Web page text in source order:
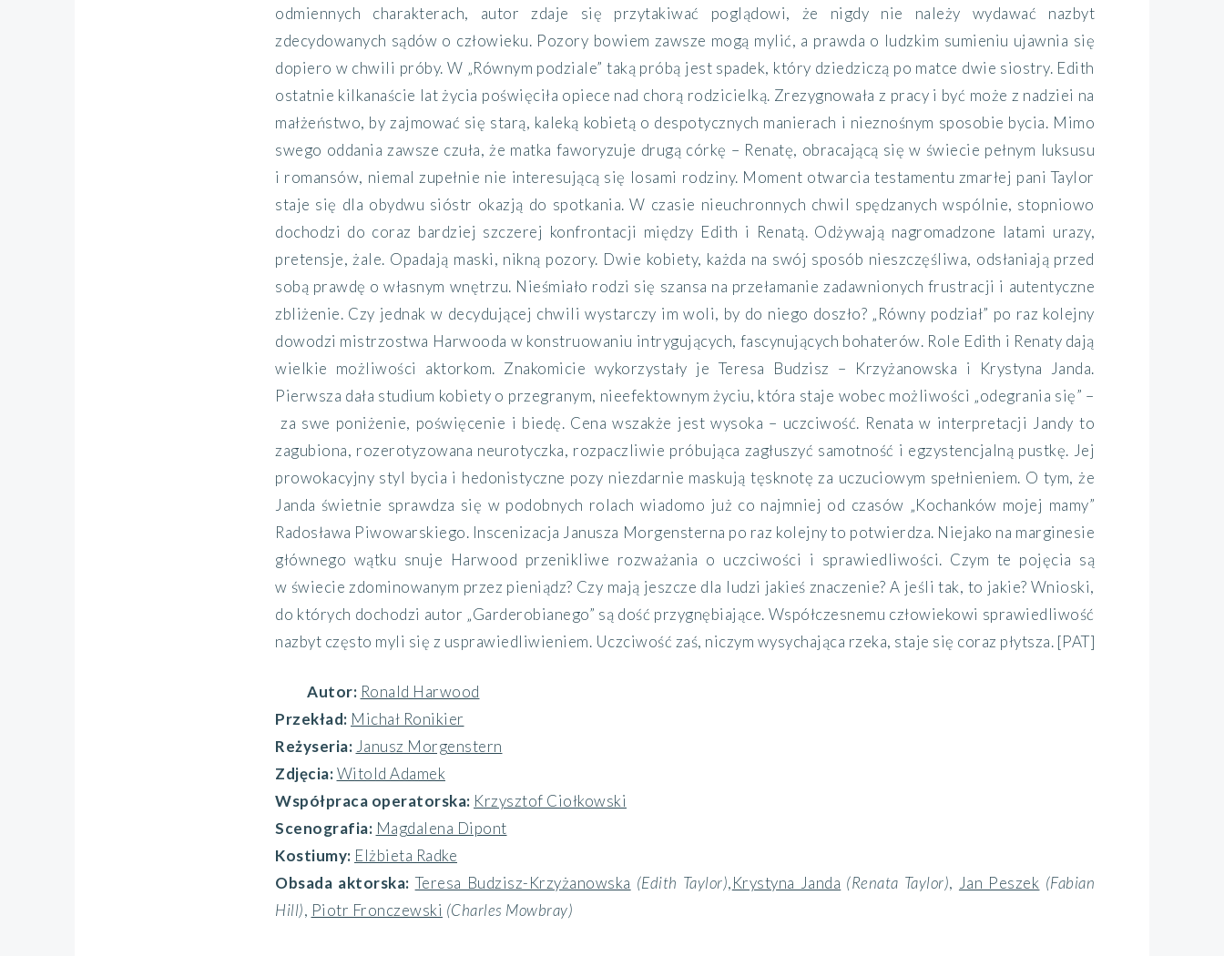
odmiennych charakterach, autor zdaje się przytakiwać poglądowi, że nigdy nie należy wydawać nazbyt
zdecydowanych sądów o człowieku. Pozory bowiem zawsze mogą mylić, a prawda o ludzkim sumieniu ujawnia się
dopiero w chwili próby. W „Równym podziale” taką próbą jest spadek, który dziedziczą po matce dwie siostry. Edith
ostatnie kilkanaście lat życia poświęciła opiece nad chorą rodzicielką. Zrezygnowała z pracy i być może z nadziei na
małżeństwo, by zajmować się starą, kaleką kobietą o despotycznych manierach i nieznośnym sposobie bycia. Mimo
swego oddania zawsze czuła, że matka faworyzuje drugą córkę – Renatę, obracającą się w świecie pełnym luksusu
i romansów, niemal zupełnie nie interesującą się losami rodziny. Moment otwarcia testamentu zmarłej pani Taylor
staje się dla obydwu sióstr okazją do spotkania. W czasie nieuchronnych chwil spędzanych wspólnie, stopniowo
dochodzi do coraz bardziej szczerej konfrontacji między Edith i Renatą. Odżywają nagromadzone latami urazy,
pretensje, żale. Opadają maski, nikną pozory. Dwie kobiety, każda na swój sposób nieszczęśliwa, odsłaniają przed
sobą prawdę o własnym wnętrzu. Nieśmiało rodzi się szansa na przełamanie zadawnionych frustracji i autentyczne
zbliżenie. Czy jednak w decydującej chwili wystarczy im woli, by do niego doszło? „Równy podział” po raz kolejny
dowodzi mistrzostwa Harwooda w konstruowaniu intrygujących, fascynujących bohaterów. Role Edith i Renaty dają
wielkie możliwości aktorkom. Znakomicie wykorzystały je Teresa Budzisz – Krzyżanowska i Krystyna Janda.
Pierwsza dała studium kobiety o przegranym, nieefektownym życiu, która staje wobec możliwości „odegrania się” –
za swe poniżenie, poświęcenie i biedę. Cena wszakże jest wysoka – uczciwość. Renata w interpretacji Jandy to
zagubiona, rozerotyzowana neurotyczka, rozpaczliwie próbująca zagłuszyć samotność i egzystencjalną pustkę. Jej
prowokacyjny styl bycia i hedonistyczne pozy niezdarnie maskują tęsknotę za uczuciowym spełnieniem. O tym, że
Janda świetnie sprawdza się w podobnych rolach wiadomo już co najmniej od czasów „Kochanków mojej mamy”
Radosława Piwowarskiego. Inscenizacja Janusza Morgensterna po raz kolejny to potwierdza. Niejako na marginesie
głównego wątku snuje Harwood przenikliwe rozważania o uczciwości i sprawiedliwości. Czym te pojęcia są
w świecie zdominowanym przez pieniądz? Czy mają jeszcze dla ludzi jakieś znaczenie? A jeśli tak, to jakie? Wnioski,
do których dochodzi autor „Garderobianego” są dość przygnębiające. Współczesnemu człowiekowi sprawiedliwość
nazbyt często myli się z usprawiedliwieniem. Uczciwość zaś, niczym wysychająca rzeka, staje się coraz płytsza. [PAT]
Autor: Ronald Harwood
Przekład: Michał Ronikier
Reżyseria: Janusz Morgenstern
Zdjęcia:Witold Adamek
Współpraca operatorska: Krzysztof Ciołkowski
Scenografia: Magdalena Dipont
Kostiumy: Elżbieta Radke
Obsada aktorska:Teresa Budzisz-Krzyżanowska (Edith Taylor),Krystyna Janda (Renata Taylor), Jan Peszek (Fabian
Hill), Piotr Fronczewski (Charles Mowbray)